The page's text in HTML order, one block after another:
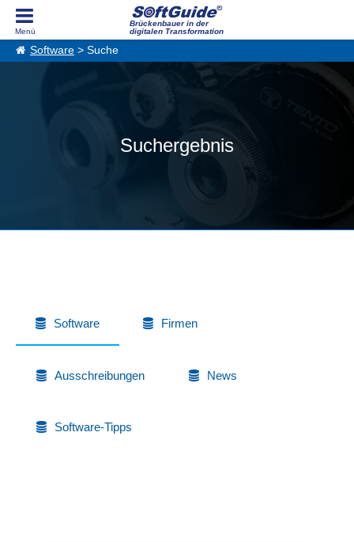
Brückenbauer in der
digitalen Transformation
Software > Suche
Suchergebnis
Software Firmen
Ausschreibungen News
Software-Tipps